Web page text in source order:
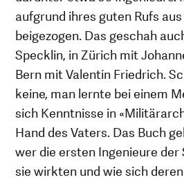
aufgrund ihres guten Rufs
beigezogen. Das geschah
Specklin, in Zürich mit
Bern mit Valentin Friedrich.
keine, man lernte bei einem
sich Kenntnisse in
Hand des Vaters. Das Buch
wer die ersten Ingenieure der
sie wirkten und wie sich